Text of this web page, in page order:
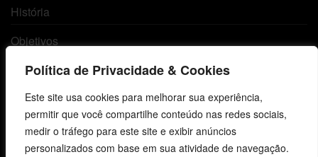
Política de Privacidade & Cookies
Este site usa cookies para melhorar sua experiência,
permitir que você compartilhe conteúdo nas redes sociais,
medir o tráfego para este site e exibir anúncios
personalizados com base em sua atividade de navegação.
História
Objetivos
Método
Política de Privacidade
Atendimento ao Cliente